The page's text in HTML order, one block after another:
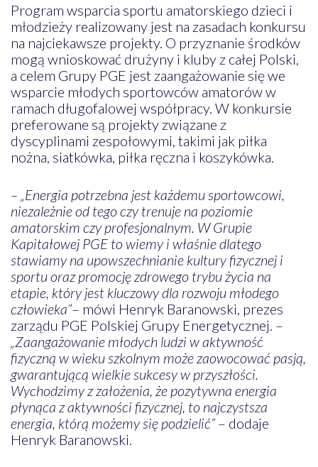
Program wsparcia sportu amatorskiego dzieci i
młodzieży realizowany jest na zasadach konkursu
na najciekawsze projekty. O przyznanie środków
mogą wnioskować drużyny i kluby z całej Polski,
a celem Grupy PGE jest zaangażowanie się we
wsparcie młodych sportowców amatorów w
ramach długofalowej współpracy. W konkursie
preferowane są projekty związane z
dyscyplinami zespołowymi, takimi jak piłka
nożna, siatkówka, piłka ręczna i koszykówka.
– „Energia potrzebna jest każdemu sportowcowi,
niezależnie od tego czy trenuje na poziomie
amatorskim czy profesjonalnym. W Grupie
Kapitałowej PGE to wiemy i właśnie dlatego
stawiamy na upowszechnianie kultury fizycznej i
sportu oraz promocję zdrowego trybu życia na
etapie, który jest kluczowy dla rozwoju młodego
człowieka”– mówi Henryk Baranowski, prezes
zarządu PGE Polskiej Grupy Energetycznej. –
„Zaangażowanie młodych ludzi w aktywność
fizyczną w wieku szkolnym może zaowocować pasją,
gwarantującą wielkie sukcesy w przyszłości.
Wychodzimy z założenia, że pozytywna energia
płynąca z aktywności fizycznej, to najczystsza
energia, którą możemy się podzielić”– dodaje
Henryk Baranowski.